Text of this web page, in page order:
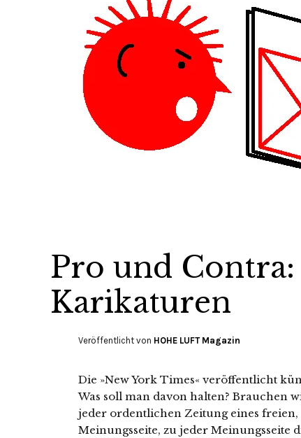
Pro und
Karikaturen
Veröffentlicht von HOHE LUFT Magazin
Die »New York Times« veröffentlicht
Was soll man davon halten? Brauchen
jeder ordentlichen Zeitung eines
Meinungsseite, zu jeder Meinungsseite